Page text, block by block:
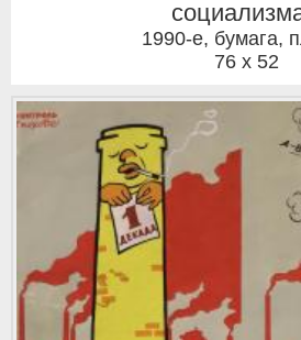
1990-е, бумага,
76 x 52